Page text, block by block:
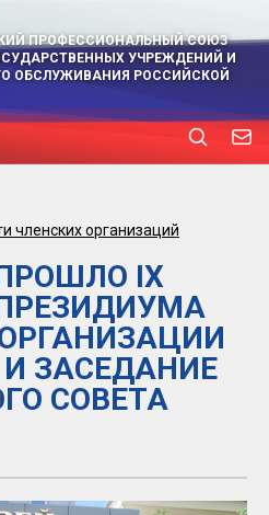
ПРОФЕССИОНАЛЬНЫЙ СОЮЗ
УЧРЕЖДЕНИЙ И
ОБСЛУЖИВАНИЯ РОССИЙСКОЙ
членских организаций
IX
ЗАСЕДАНИЕ
СОВЕТА